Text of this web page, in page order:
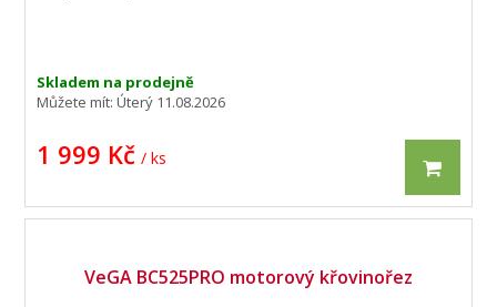
Skladem na prodejně
Můžete mít:Úterý 11.08.2026
1 999 Kč / ks
včetně struny
VeGA BC525PRO motorový křovinořez